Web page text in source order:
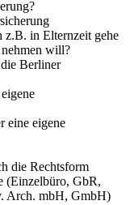
z.B. in Elternzeit gehe
will?
Berliner
eine eigene
die Rechtsform
(Einzelbüro, GbR,
Arch. mbH, GmbH)